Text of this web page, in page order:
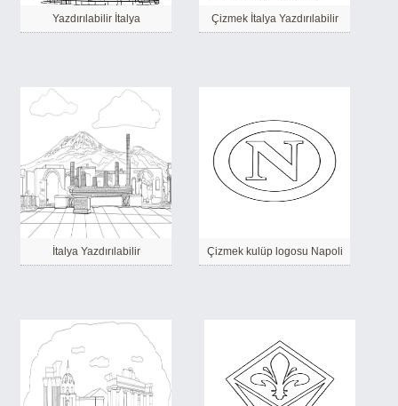
Yazdırılabilir İtalya Çizmek İtalya Yazdırılabilir
İtalya Yazdırılabilir Çizmek kulüp logosu Napoli